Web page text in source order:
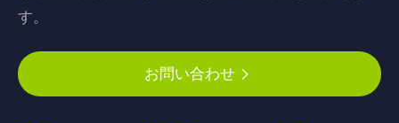
す。
お問い合わせ